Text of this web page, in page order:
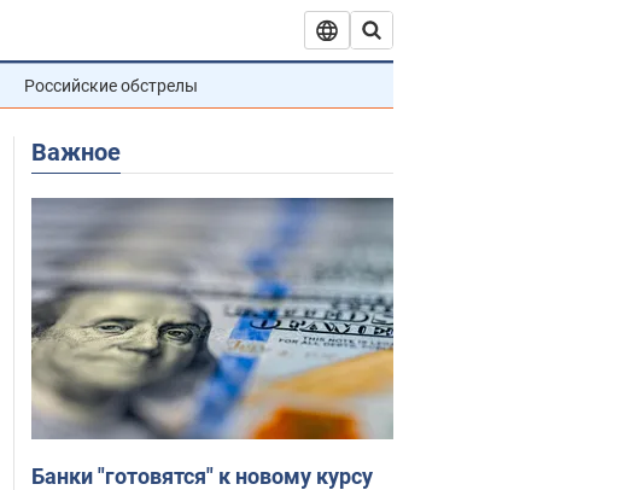
Российские обстрелы
Важное
Банки "готовятся" к новому курсу